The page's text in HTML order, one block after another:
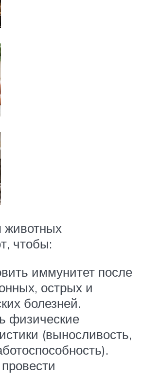
животных
чтобы:
иммунитет после
острых и
болезней.
физические
(выносливость,